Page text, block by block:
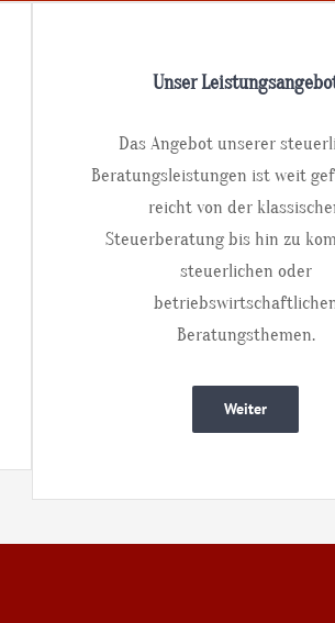
Unser
Das Angebot unserer
Beratungsleistungen ist weit
reicht von der
Steuerberatung bis hin zu
steuerlichen oder
Beratungsthemen.
Weiter